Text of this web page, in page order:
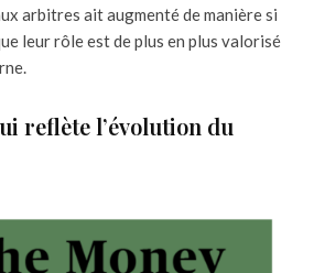
arbitres ait augmenté de manière si
leur rôle est de plus en plus valorisé
reflète l’évolution du